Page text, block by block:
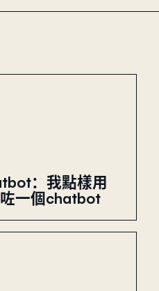
：我點樣用
一個chatbot